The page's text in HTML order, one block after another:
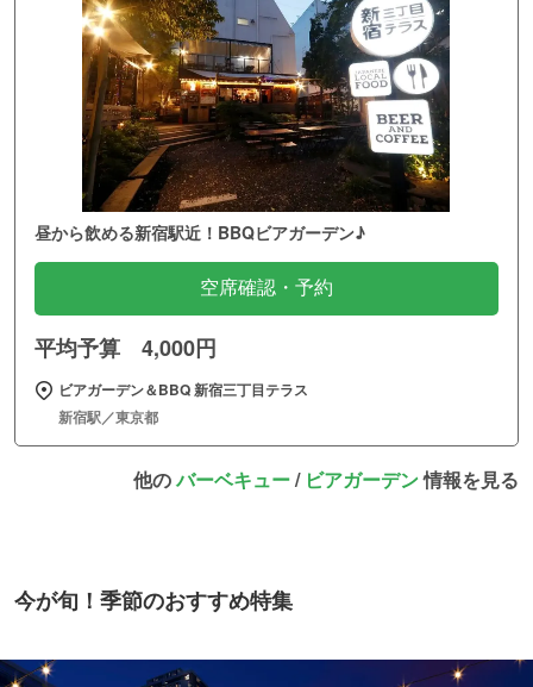
昼から飲める新宿駅近！BBQビアガーデン♪
空席確認・予約
平均予算 4,000円
ビアガーデン＆BBQ 新宿三丁目テラス
新宿駅／東京都
他のバーベキュー/ ビアガーデン情報を見る
今が旬！季節のおすすめ特集